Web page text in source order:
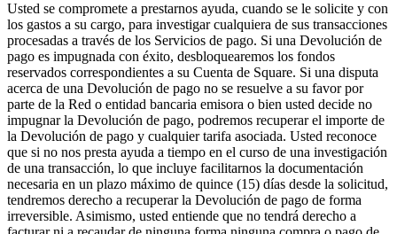
Usted se compromete a prestarnos ayuda, cuando se le solicite y con
los gastos a su cargo, para investigar cualquiera de sus transacciones
procesadas a través de los Servicios de pago. Si una Devolución de
pago es impugnada con éxito, desbloquearemos los fondos
reservados correspondientes a su Cuenta de Square. Si una disputa
acerca de una Devolución de pago no se resuelve a su favor por
parte de la Red o entidad bancaria emisora o bien usted decide no
impugnar la Devolución de pago, podremos recuperar el importe de
la Devolución de pago y cualquier tarifa asociada. Usted reconoce
que si no nos presta ayuda a tiempo en el curso de una investigación
de una transacción, lo que incluye facilitarnos la documentación
necesaria en un plazo máximo de quince (15) días desde la solicitud,
tendremos derecho a recuperar la Devolución de pago de forma
irreversible. Asimismo, usted entiende que no tendrá derecho a